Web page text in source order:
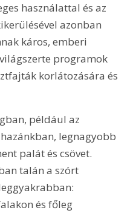
használattal és az
azonban
káros, emberi
programok
korlátozására és
például az
legnagyobb
palát és csövet.
talán a szórt
és főleg